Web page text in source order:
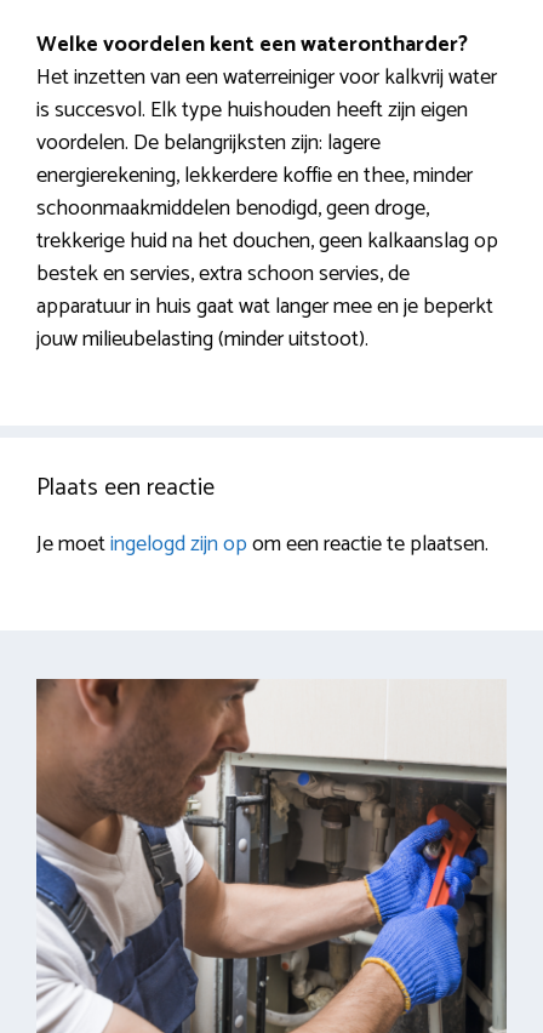
Welke voordelen kent een waterontharder?
Het inzetten van een waterreiniger voor kalkvrij water
is succesvol. Elk type huishouden heeft zijn eigen
voordelen. De belangrijksten zijn: lagere
energierekening, lekkerdere koffie en thee, minder
schoonmaakmiddelen benodigd, geen droge,
trekkerige huid na het douchen, geen kalkaanslag op
bestek en servies, extra schoon servies, de
apparatuur in huis gaat wat langer mee en je beperkt
jouw milieubelasting (minder uitstoot).
Plaats een reactie
Je moetingelogd zijn opom een reactie te plaatsen.